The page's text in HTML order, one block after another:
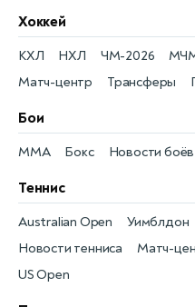
Хоккей
КХЛ
Матч-центр
НХЛ
Трансферы
ЧМ-2026
Бои
Новости боёв
MMA Бокс
Теннис
Новости тенниса
Australian Open
Матч-
Уимблдон
US Open